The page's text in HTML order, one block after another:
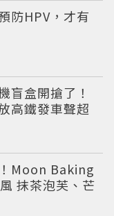
防HPV，才有
盲盒開搶了！
高鐵發車聲超
Moon Baking
抹茶泡芙、芒